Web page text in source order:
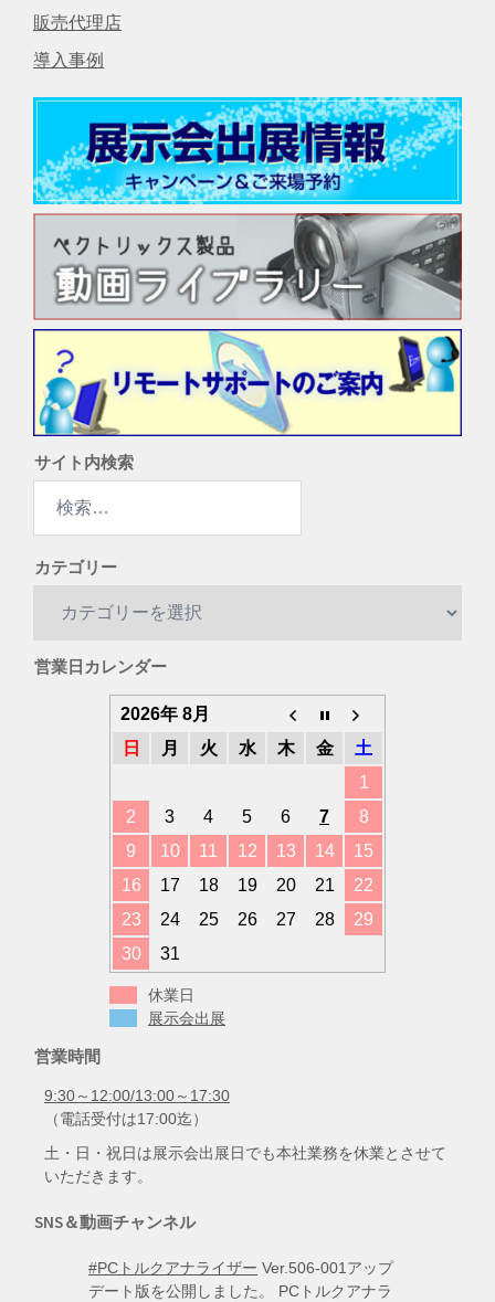
販売代理店
導入事例
サイト内検索
カテゴリー
リ
営業日カレンダー
2026年 8月
日
月 火 水 木 金
土
1
2
3 4 5 6 7
8
9
10 11 12 13 14
15
16
17 18 19 20 21
22
23
24 25 26 27 28
29
30
31
休業日
展示会出展
営業時間
9:30～12:00/13:00～17:30
（電話受付は17:00迄）
土・日・祝日は展示会出展日でも本社業務を休業とさせて
いただきます。
SNS＆動画チャンネル
#PCトルクアナライザー Ver.506-001アップ
デート版を公開しました。 PCトルクアナラ